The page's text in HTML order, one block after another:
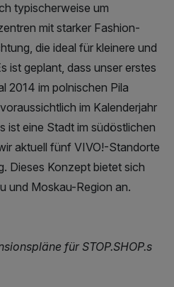
typischerweise um
mit starker Fashion-
die ideal für kleinere und
ist geplant, dass unser erstes
2014 im polnischen Pila
im Kalenderjahr
ist eine Stadt im südöstlichen
aktuell fünf VIVO!-Standorte
Dieses Konzept bietet sich
und Moskau-Region an.
für STOP.SHOP.s